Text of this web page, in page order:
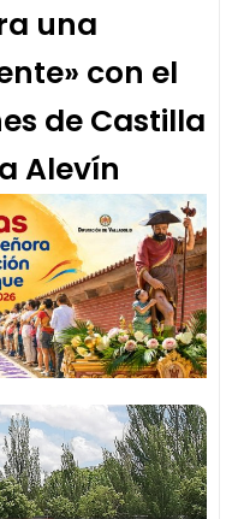
una
con el
de Castilla
Alevín